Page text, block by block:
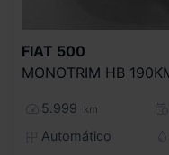
FIAT 500
MONOTRIM HB
5.999 km
Automático